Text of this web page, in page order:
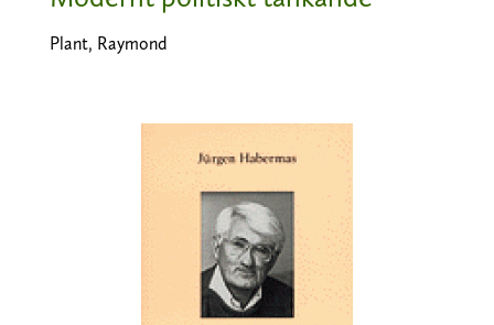
Plant, Raymond